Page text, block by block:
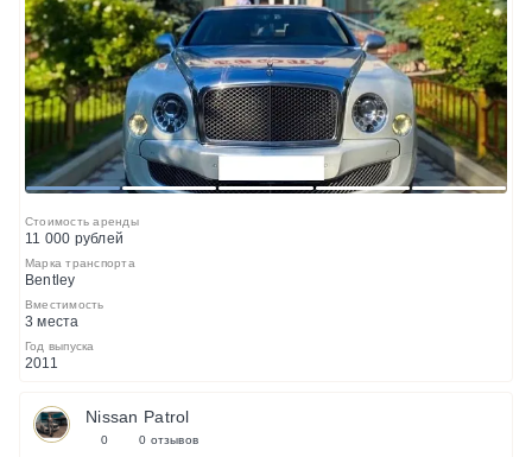
1 2 3 4 5
Стоимость аренды
11 000 рублей
Марка транспорта
Bentley
Вместимость
3 места
Год выпуска
2011
Nissan Patrol
0 0 отзывов